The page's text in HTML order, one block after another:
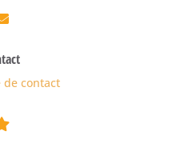
de contact